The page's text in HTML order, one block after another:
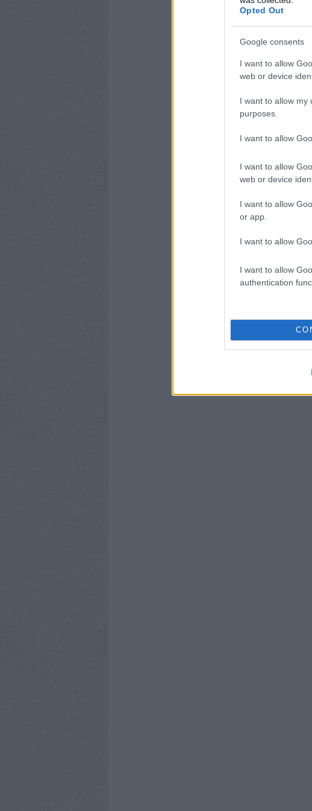
Opted Out
Google consents
I want to allow
web or device
I want to allow my
purposes.
I want to allow
I want to allow
web or device
I want to allow
or app.
I want to allow
I want to allow
authentication